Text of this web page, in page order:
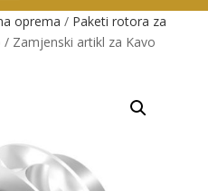
oprema / Paketi rotora za
/ Zamjenski artikl za Kavo